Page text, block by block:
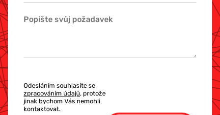
Odesláním souhlasíte se
zpracováním údajů, protože
jinak bychom Vás nemohli
kontaktovat.